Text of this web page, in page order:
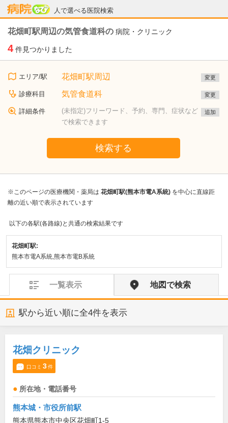
人で選べる医院検索
病院なび
花畑町駅周辺の気管食道科の 病院・クリニック
4 件見つかりました
エリア/駅 花畑町駅周辺 変更
診療科目 気管食道科 変更
詳細条件
(未指定)フリーワード、予約、専門、症状など
で検索できます
追加
検索する
※このページの医療機関・薬局は 花畑町駅(熊本市電A系統) を中心に直線距
離の近い順で表示されています
以下の各駅(各路線)と共通の検索結果です
花畑町駅:
熊本市電A系統,熊本市電B系統
一覧表示 地図で検索
駅から近い順に全4件を表示
花畑クリニック
口コミ 3件
所在地・電話番号
熊本城・市役所前駅
熊本県熊本市中央区花畑町1-5